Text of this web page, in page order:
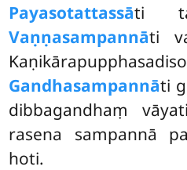
Payasotattassāti
Vaṇṇasampannāti
Gandhasampannāti
dibbagandhaṃ
rasena sampannā